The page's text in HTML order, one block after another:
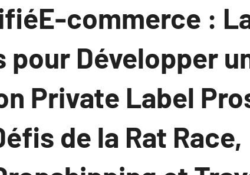
commerce :
pour Développer
Private Label
de la Rat Race,